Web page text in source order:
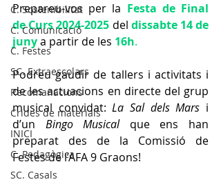
C. Sostenibilitat
C. Comunicació
C. Festes
SC. Extraescolars
Recomanacions
Crides de materials
INICI
C. Pedagògica
SC. Casals
Prepareu-vos per la Festa de Final
de Curs 2024-2025 del dissabte 14 de
junya partir de les 16h.
Podreu gaudir de tallers i activitats i
de les actuacions en directe del grup
musical convidat: La Sal dels Mars i
d’un Bingo Musical que ens han
preparat des de la Comissió de
Festes de l’AFA 9 Graons!